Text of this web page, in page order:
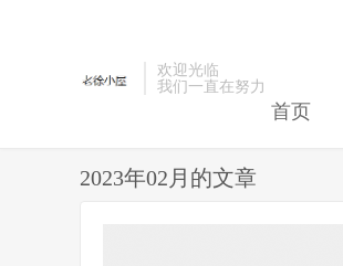
欢迎光临
我们一直在努力
首页
2023年02月的文章